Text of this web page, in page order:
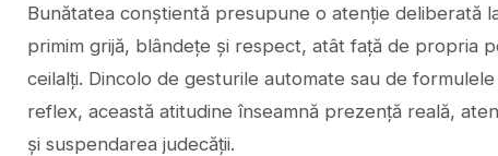
Bunătatea conștientă presupune o atenție deliberată
primim grijă, blândețe și respect, atât față de propria
ceilalți. Dincolo de gesturile automate sau de
reflex, această atitudine înseamnă prezență reală,
și suspendarea judecății.